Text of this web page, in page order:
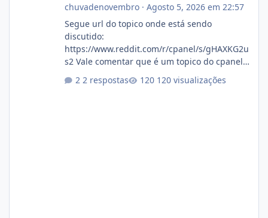
chuvadenovembro· Agosto 5, 2026 em 22:57
Segue url do topico onde está sendo
discutido:
https://www.reddit.com/r/cpanel/s/gHAXKG2u
s2 Vale comentar que é um topico do cpanel...
2 respostas 120 visualizações